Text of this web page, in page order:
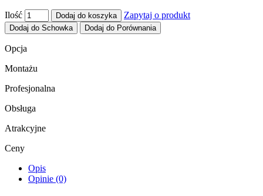
Ilość Dodaj do koszyka Zapytaj o produkt
Dodaj do Schowka Dodaj do Porównania
Opcja
Montażu
Profesjonalna
Obsługa
Atrakcyjne
Ceny
Opis
Opinie (0)